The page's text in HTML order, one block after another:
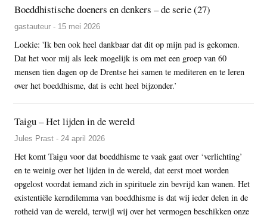
Boeddhistische doeners en denkers – de serie (27)
gastauteur - 15 mei 2026
Loekie: 'Ik ben ook heel dankbaar dat dit op mijn pad is gekomen.
Dat het voor mij als leek mogelijk is om met een groep van 60
mensen tien dagen op de Drentse hei samen te mediteren en te leren
over het boeddhisme, dat is echt heel bijzonder.’
Taigu – Het lijden in de wereld
Jules Prast - 24 april 2026
Het komt Taigu voor dat boeddhisme te vaak gaat over ‘verlichting’
en te weinig over het lijden in de wereld, dat eerst moet worden
opgelost voordat iemand zich in spirituele zin bevrijd kan wanen. Het
existentiële kerndilemma van boeddhisme is dat wij ieder delen in de
rotheid van de wereld, terwijl wij over het vermogen beschikken onze